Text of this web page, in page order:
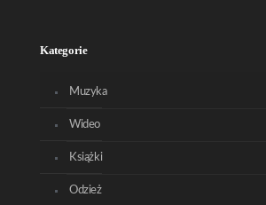
Kategorie
Muzyka
Wideo
Książki
Odzież